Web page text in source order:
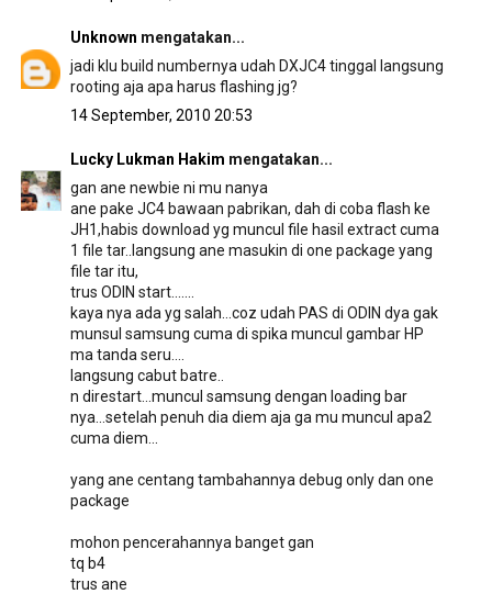
Unknown mengatakan...
jadi klu build numbernya udah DXJC4 tinggal langsung
rooting aja apa harus flashing jg?
14 September, 2010 20:53
Lucky Lukman Hakim mengatakan...
gan ane newbie ni mu nanya
ane pake JC4 bawaan pabrikan, dah di coba flash ke
JH1,habis download yg muncul file hasil extract cuma
1 file tar..langsung ane masukin di one package yang
file tar itu,
trus ODIN start.......
kaya nya ada yg salah...coz udah PAS di ODIN dya gak
munsul samsung cuma di spika muncul gambar HP
ma tanda seru....
langsung cabut batre..
n direstart...muncul samsung dengan loading bar
nya...setelah penuh dia diem aja ga mu muncul apa2
cuma diem...
yang ane centang tambahannya debug only dan one
package
mohon pencerahannya banget gan
tq b4
trus ane